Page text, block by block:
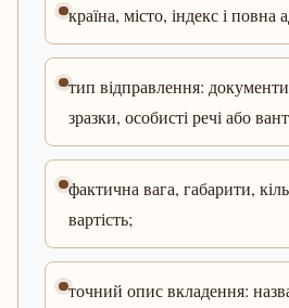
країна, місто, індекс і повна
тип відправлення:
зразки, особисті речі або
фактична вага, габарити,
вартість;
точний опис вкладення: